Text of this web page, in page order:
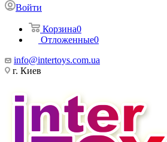
Войти
Корзина0
Отложенные0
info@intertoys.com.ua
г. Киев